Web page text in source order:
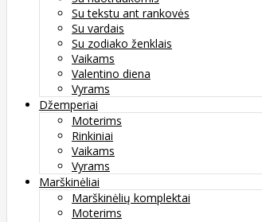
Su tekstu ant rankovės
Su vardais
Su zodiako ženklais
Vaikams
Valentino diena
Vyrams
Džemperiai
Moterims
Rinkiniai
Vaikams
Vyrams
Marškinėliai
Marškinėlių komplektai
Moterims